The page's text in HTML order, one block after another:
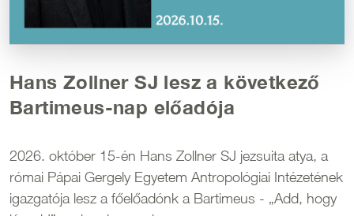
Hans Zollner SJ lesz a következő
Bartimeus-nap előadója
2026. október 15-én Hans Zollner SJ jezsuita atya, a
római Pápai Gergely Egyetem Antropológiai Intézetének
igazgatója lesz a főelőadónk a Bartimeus - „Add, hogy